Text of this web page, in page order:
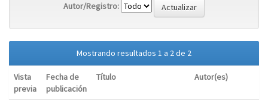
Autor/Registro:
Mostrando resultados 1 a 2 de 2
Vista
previa
Fecha de
publicación
Título Autor(es)